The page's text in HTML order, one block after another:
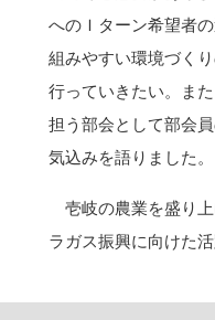
へのＩターン希望者
組みやすい環境づく
行っていきたい。ま
担う部会として部会
気込みを語りました。
壱岐の農業を盛り
ラガス振興に向けた